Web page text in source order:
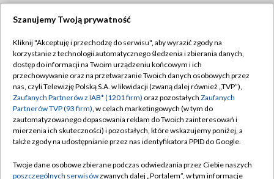
TVP
Abonament TVP
Emisja w TVP
Centrum informacji TVP
Naziemna Telewizja Cyfrowa
Rada Programowa
Regulamin TVP
Polityka prywatności
Moje zgody
Pomoc
Szanujemy Twoją prywatność
Kliknij "Akceptuję i przechodzę do serwisu", aby wyrazić zgody na
korzystanie z technologii automatycznego śledzenia i zbierania danych,
dostęp do informacji na Twoim urządzeniu końcowym i ich
przechowywanie oraz na przetwarzanie Twoich danych osobowych przez
nas, czyli Telewizję Polską S.A. w likwidacji (zwaną dalej również „TVP”),
Zaufanych Partnerów z IAB* (1201 firm) oraz pozostałych Zaufanych
Partnerów TVP (93 firm), w celach marketingowych (w tym do
zautomatyzowanego dopasowania reklam do Twoich zainteresowań i
mierzenia ich skuteczności) i pozostałych, które wskazujemy poniżej, a
także zgody na udostępnianie przez nas identyfikatora PPID do Google.
Twoje dane osobowe zbierane podczas odwiedzania przez Ciebie naszych
poszczególnych serwisówzwanych dalej „Portalem”, w tym informacje